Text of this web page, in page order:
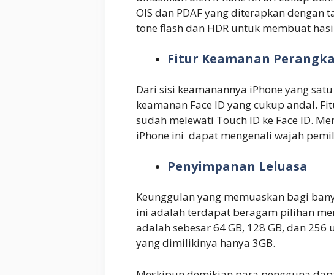
OIS dan PDAF yang diterapkan dengan
tone flash dan HDR untuk membuat
Fitur Keamanan
Dari sisi keamanannya iPhone yang
keamanan Face ID yang cukup andal.
sudah melewati Touch ID ke Face ID.
iPhone ini dapat mengenali wajah
Penyimpanan Leluasa
Keunggulan yang memuaskan bagi
ini adalah terdapat beragam pilihan
adalah sebesar 64 GB, 128 GB, dan 256
yang dimilikinya hanya 3GB.